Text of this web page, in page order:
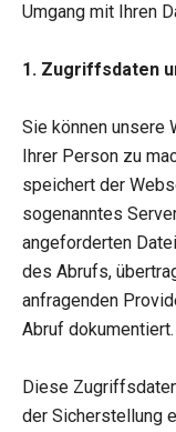
Umgang mit Ihren
1. Zugriffsdaten
Sie können unsere
Ihrer Person zu
speichert der
sogenanntes
angeforderten
des Abrufs,
anfragenden
Abruf dokumentiert.
Diese
der Sicherstellung